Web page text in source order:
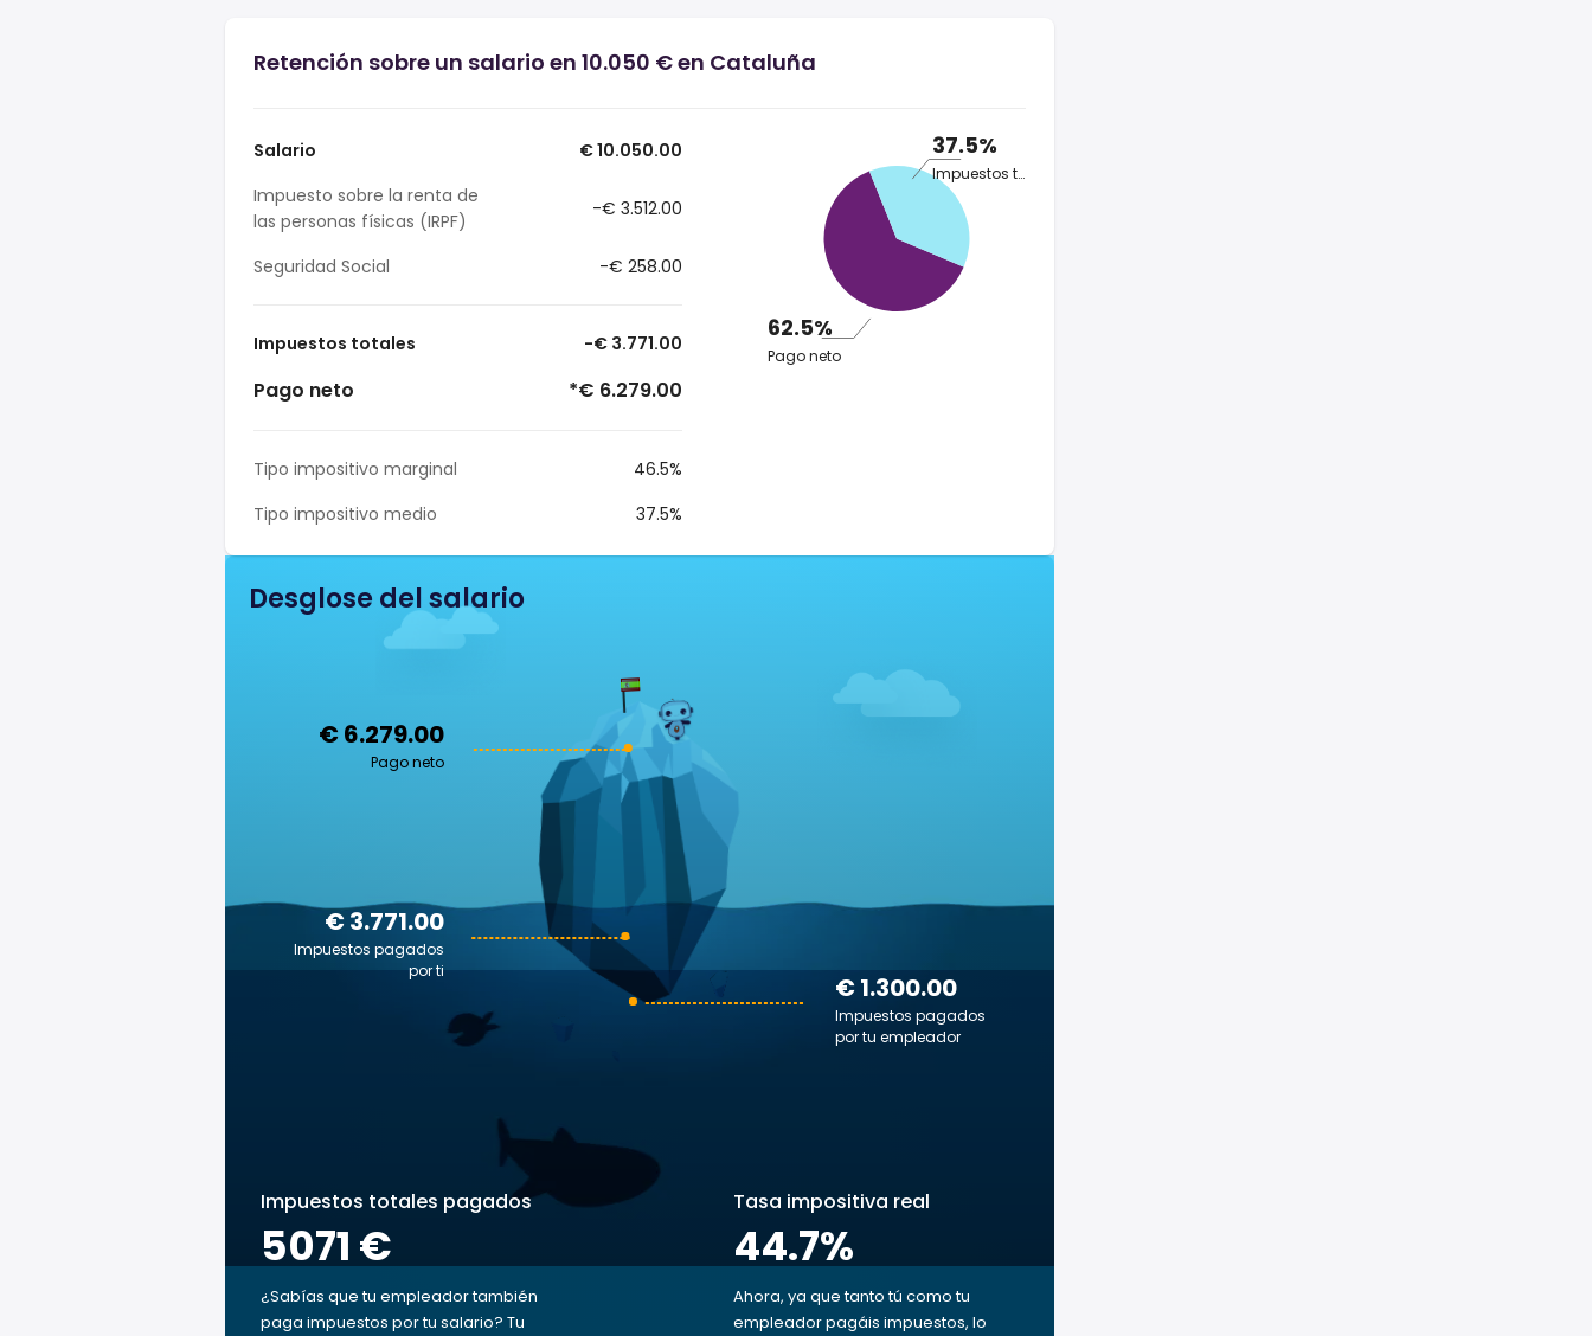
Retención sobre un salario en 10.050 € en Cataluña
Salario
€ 10.050.00
Impuesto sobre la renta de
las personas físicas (IRPF)
-€ 3.512.00
Seguridad Social -€ 258.00
Impuestos totales -€ 3.771.00
Pago neto *€ 6.279.00
Tipo impositivo marginal
46.5%
Tipo impositivo medio
37.5%
37.5%
Impuestos totales
62.5%
Pago neto
Desglose del salario
€ 6.279.00
Pago neto
€ 1.300.00
Impuestos pagados
por tu empleador
€ 3.771.00
Impuestos pagados
por ti
Impuestos totales pagados
5071 €
¿Sabías que tu empleador también
paga impuestos por tu salario? Tu
Tasa impositiva real
44.7%
Ahora, ya que tanto tú como tu
empleador pagáis impuestos, lo